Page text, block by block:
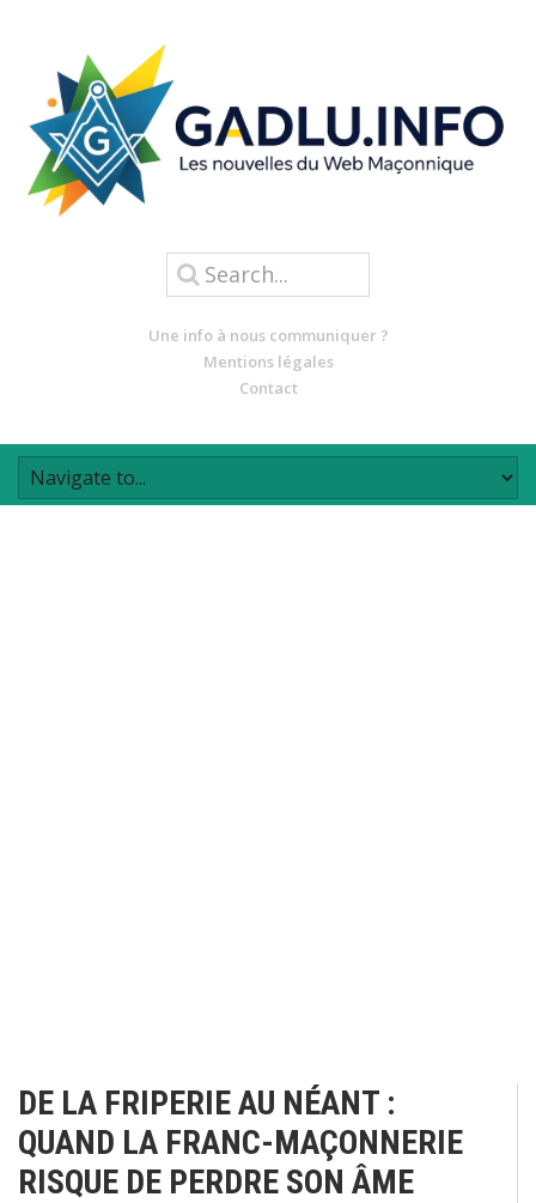
Une info à nous communiquer ?
Mentions légales
Contact
DE LA FRIPERIE AU NÉANT :
QUAND LA FRANC-MAÇONNERIE
RISQUE DE PERDRE SON ÂME